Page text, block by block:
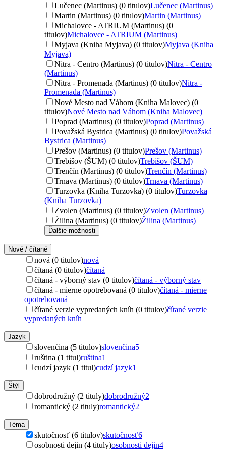
Lučenec (Martinus) (0 titulov)Lučenec (Martinus)
Martin (Martinus) (0 titulov)Martin (Martinus)
Michalovce - ATRIUM (Martinus) (0
titulov)Michalovce - ATRIUM (Martinus)
Myjava (Kniha Myjava) (0 titulov)Myjava (Kniha
Myjava)
Nitra - Centro (Martinus) (0 titulov)Nitra - Centro
(Martinus)
Nitra - Promenada (Martinus) (0 titulov)Nitra -
Promenada (Martinus)
Nové Mesto nad Váhom (Kniha Malovec) (0
titulov)Nové Mesto nad Váhom (Kniha Malovec)
Poprad (Martinus) (0 titulov)Poprad (Martinus)
Považská Bystrica (Martinus) (0 titulov)Považská
Bystrica (Martinus)
Prešov (Martinus) (0 titulov)Prešov (Martinus)
Trebišov (ŠUM) (0 titulov)Trebišov (ŠUM)
Trenčín (Martinus) (0 titulov)Trenčín (Martinus)
Trnava (Martinus) (0 titulov)Trnava (Martinus)
Turzovka (Kniha Turzovka) (0 titulov)Turzovka
(Kniha Turzovka)
Zvolen (Martinus) (0 titulov)Zvolen (Martinus)
Žilina (Martinus) (0 titulov)Žilina (Martinus)
Ďalšie možnosti
Nové / čítané
nová (0 titulov)nová
čítaná (0 titulov)čítaná
čítaná - výborný stav (0 titulov)čítaná - výborný stav
čítaná - mierne opotrebovaná (0 titulov)čítaná - mierne
opotrebovaná
čítané verzie vypredaných kníh (0 titulov)čítané verzie
vypredaných kníh
Jazyk
slovenčina (5 titulov)slovenčina5
ruština (1 titul)ruština1
cudzí jazyk (1 titul)cudzí jazyk1
Štýl
dobrodružný (2 tituly)dobrodružný2
romantický (2 tituly)romantický2
Téma
skutočnosť (6 titulov)skutočnosť6
osobnosti dejin (4 tituly)osobnosti dejin4